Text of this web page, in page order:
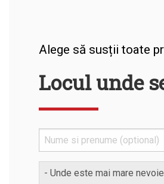
Alege să susții toate
Locul unde